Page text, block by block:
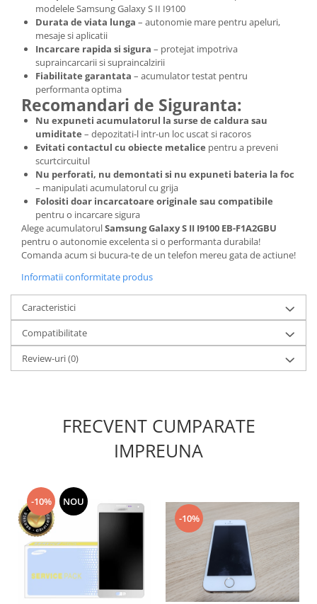
Lenovo
Motorola
Nokia
Oppo
Samsung
Sony
Vodafone
Xiaomi
ZTE
Mufa incarcare
Allview
Asus
Lenovo
Nokia
Samsung
Placi de baza
Placa de baza Allview
Alcatel
Oppo
Samsung
Sony
Rama mijloc telefon
Allview
Allview
modelele Samsung Galaxy S II I9100
Durata de viata lunga – autonomie mare pentru apeluri,
mesaje si aplicatii
Incarcare rapida si sigura – protejat impotriva
supraincarcarii si supraincalzirii
Fiabilitate garantata – acumulator testat pentru
performanta optima
Recomandari de Siguranta:
Nu expuneti acumulatorul la surse de caldura sau
umiditate – depozitati-l intr-un loc uscat si racoros
Evitati contactul cu obiecte metalice pentru a preveni
scurtcircuitul
Nu perforati, nu demontati si nu expuneti bateria la foc
– manipulati acumulatorul cu grija
Folositi doar incarcatoare originale sau compatibile
pentru o incarcare sigura
Alege acumulatorulSamsung Galaxy S II I9100 EB-F1A2GBU
pentru o autonomie excelenta si o performanta durabila!
Comanda acum si bucura-te de un telefon mereu gata de actiune!
Informatii conformitate produs
Caracteristici
Compatibilitate
Review-uri(0)
FRECVENT CUMPARATE
IMPREUNA
-10% NOU
-10%